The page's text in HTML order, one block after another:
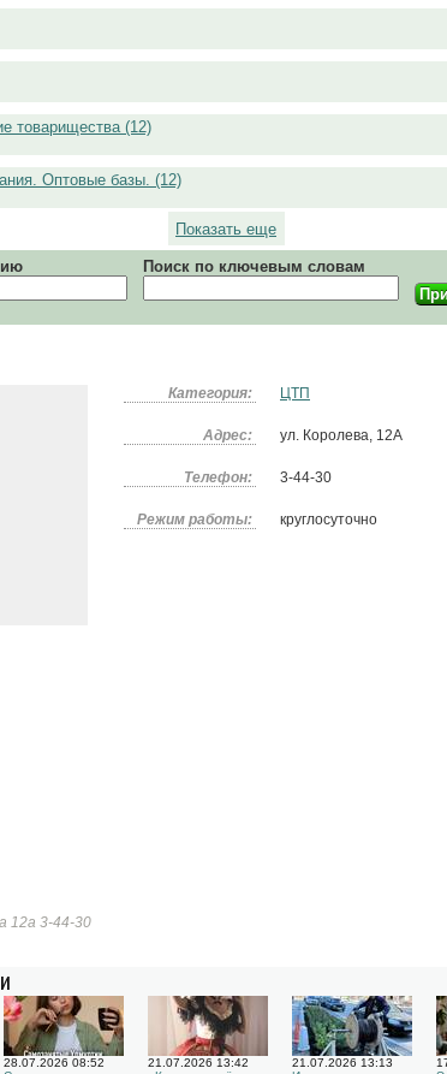
товарищества (12)
Оптовые базы. (12)
Показать еще
Поиск по ключевым словам
Категория: ЦТП
Адрес: ул. Королева, 12А
Телефон: 3-44-30
Режим работы: круглосуточно
12а 3-44-30
28.07.2026 08:52
21.07.2026 13:42
21.07.2026 13:13